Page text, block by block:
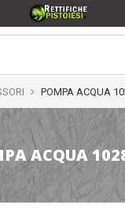
POMPA ACQUA
ACQUA